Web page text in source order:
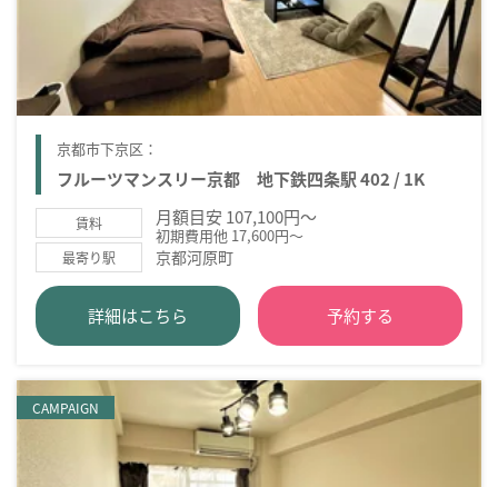
京都市下京区：
フルーツマンスリー京都 地下鉄四条駅 402 / 1K
賃料 月額目安 107,100円～
初期費用他 17,600円～
最寄り駅 京都河原町
詳細はこちら 予約する
CAMPAIGN